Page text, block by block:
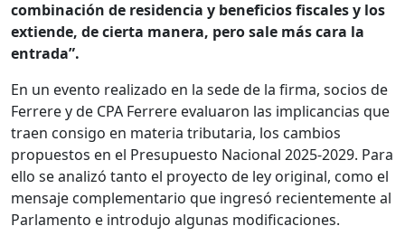
combinación de residencia y beneficios fiscales y los
extiende, de cierta manera, pero sale más cara la
entrada”.
En un evento realizado en la sede de la firma, socios de
Ferrere y de CPA Ferrere evaluaron las implicancias que
traen consigo en materia tributaria, los cambios
propuestos en el Presupuesto Nacional 2025-2029. Para
ello se analizó tanto el proyecto de ley original, como el
mensaje complementario que ingresó recientemente al
Parlamento e introdujo algunas modificaciones.